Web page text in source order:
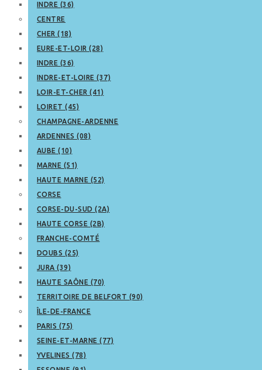
INDRE (36)
CENTRE
CHER (18)
EURE-ET-LOIR (28)
INDRE (36)
INDRE-ET-LOIRE (37)
LOIR-ET-CHER (41)
LOIRET (45)
CHAMPAGNE-ARDENNE
ARDENNES (08)
AUBE (10)
MARNE (51)
HAUTE MARNE (52)
CORSE
CORSE-DU-SUD (2A)
HAUTE CORSE (2B)
FRANCHE-COMTÉ
DOUBS (25)
JURA (39)
HAUTE SAÔNE (70)
TERRITOIRE DE BELFORT (90)
ÎLE-DE-FRANCE
PARIS (75)
SEINE-ET-MARNE (77)
YVELINES (78)